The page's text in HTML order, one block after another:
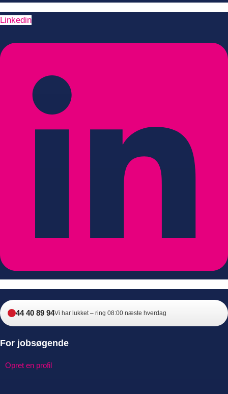
Linkedin
44 40 89 94Vi har lukket – ring 08:00 næste hverdag
For jobsøgende
Opret en profil